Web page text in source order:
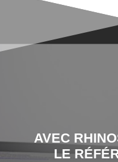
AVEC
LE